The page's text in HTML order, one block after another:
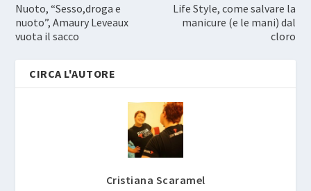
Nuoto, “Sesso,droga e
nuoto”, Amaury Leveaux
vuota il sacco
Life Style, come salvare la
manicure (e le mani) dal
cloro
CIRCA L'AUTORE
Cristiana Scaramel